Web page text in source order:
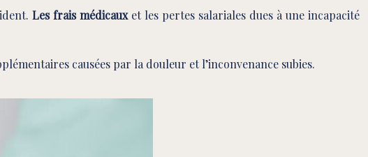
Les frais médicauxet les pertes salariales dues à une incapacité
causées par la douleur et l’inconvenance subies.